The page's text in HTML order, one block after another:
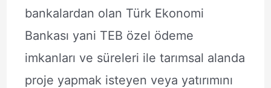
bankalardan olan Türk Ekonomi
Bankası yani TEB özel ödeme
imkanları ve süreleri ile tarımsal alanda
proje yapmak isteyen veya yatırımını